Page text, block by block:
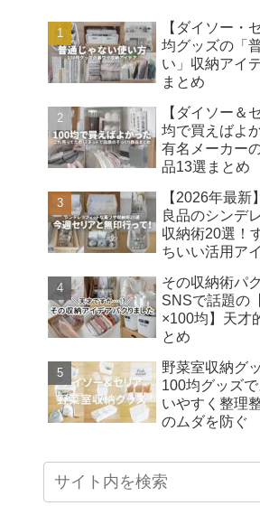
【ダイソー・
均グッズの「
い」収納アイ
まとめ
【ダイソー＆
均で買えばよ
有名メーカー
品13選まとめ
【2026年最新
良品のシンデ
収納術20選！
ちいい活用ア
その収納術パ
SNSで話題の
×100均】天才
とめ
野菜室収納グ
100均グッズ
いやすく整理
のムダを防ぐ